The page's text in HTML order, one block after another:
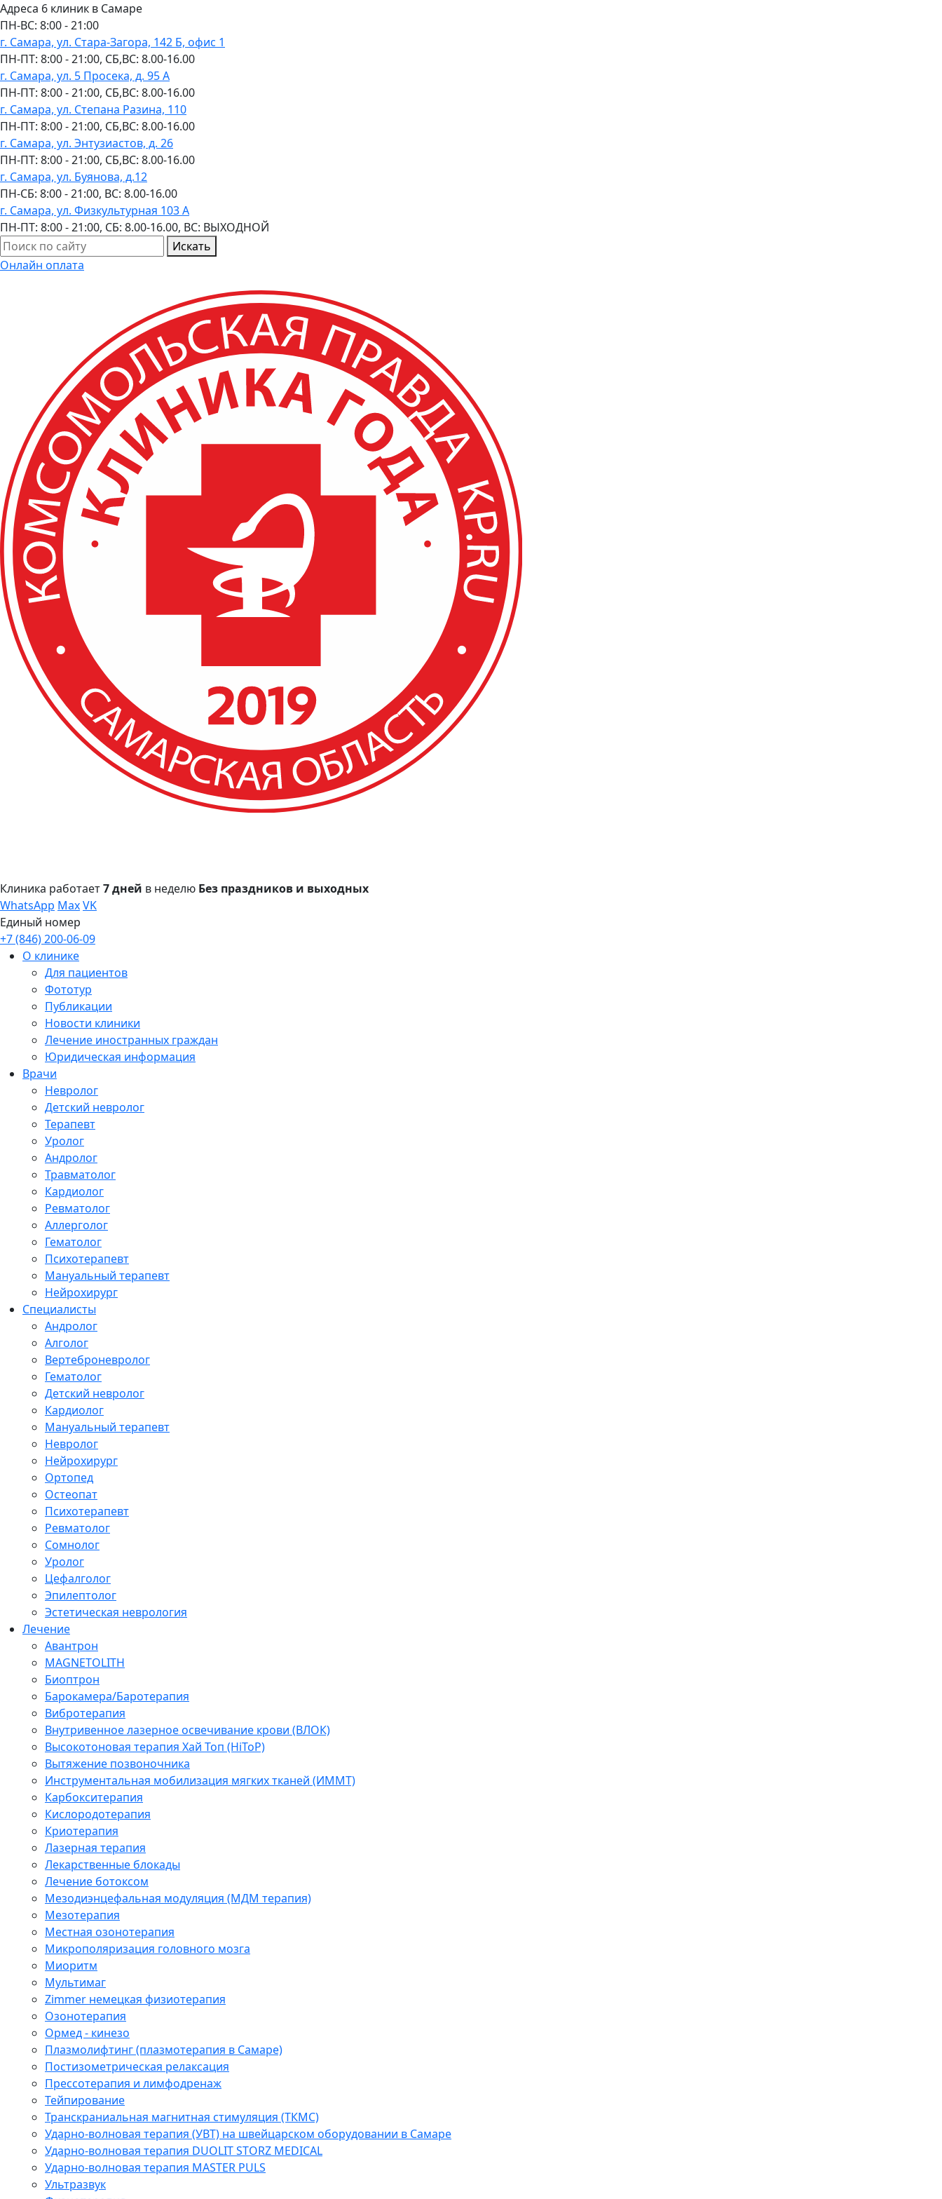
Адреса 6 клиник в Самаре
ПН-ВC: 8:00 - 21:00
г. Самара, ул. Стара-Загора, 142 Б, офис 1
ПН-ПТ: 8:00 - 21:00, СБ,ВС: 8.00-16.00
г. Самара, ул. 5 Просека, д. 95 А
ПН-ПТ: 8:00 - 21:00, СБ,ВС: 8.00-16.00
г. Самара, ул. Степана Разина, 110
ПН-ПТ: 8:00 - 21:00, СБ,ВС: 8.00-16.00
г. Самара, ул. Энтузиастов, д. 26
ПН-ПТ: 8:00 - 21:00, СБ,ВС: 8.00-16.00
г. Самара, ул. Буянова, д.12
ПН-СБ: 8:00 - 21:00, ВС: 8.00-16.00
г. Самара, ул. Физкультурная 103 А
ПН-ПТ: 8:00 - 21:00, СБ: 8.00-16.00, ВС: ВЫХОДНОЙ
Искать
Онлайн оплата
Клиника работает7 дней в неделю Без праздников и выходных
WhatsApp MaxVK
Единый номер
+7 (846) 200-06-09
О клинике
Для пациентов
Фототур
Публикации
Новости клиники
Лечение иностранных граждан
Юридическая информация
Врачи
Невролог
Детский невролог
Терапевт
Уролог
Андролог
Травматолог
Кардиолог
Ревматолог
Аллерголог
Гематолог
Психотерапевт
Мануальный терапевт
Нейрохирург
Специалисты
Андролог
Алголог
Вертеброневролог
Гематолог
Детский невролог
Кардиолог
Мануальный терапевт
Невролог
Нейрохирург
Ортопед
Остеопат
Психотерапевт
Ревматолог
Сомнолог
Уролог
Цефалголог
Эпилептолог
Эстетическая неврология
Лечение
Авантрон
MAGNETOLITH
Биоптрон
Барокамера/Баротерапия
Вибротерапия
Внутривенное лазерное освечивание крови (ВЛОК)
Высокотоновая терапия Хай Топ (HiToP)
Вытяжение позвоночника
Инструментальная мобилизация мягких тканей (ИММТ)
Карбокситерапия
Кислородотерапия
Криотерапия
Лазерная терапия
Лекарственные блокады
Лечение ботоксом
Мезодиэнцефальная модуляция (МДМ терапия)
Мезотерапия
Местная озонотерапия
Микрополяризация головного мозга
Миоритм
Мультимаг
Zimmer немецкая физиотерапия
Озонотерапия
Ормед - кинезо
Плазмолифтинг (плазмотерапия в Самаре)
Постизометрическая релаксация
Прессотерапия и лимфодренаж
Тейпирование
Транскраниальная магнитная стимуляция (ТКМС)
Ударно-волновая терапия (УВТ) на швейцарском оборудовании в Самаре
Ударно-волновая терапия DUOLIT STORZ MEDICAL
Ударно-волновая терапия MASTER PULS
Ультразвук